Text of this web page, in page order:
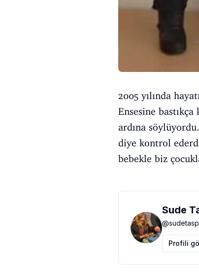
2005 yılında
Ensesine
ardına
diye kontrol
bebekle biz
Sude
@
Profili